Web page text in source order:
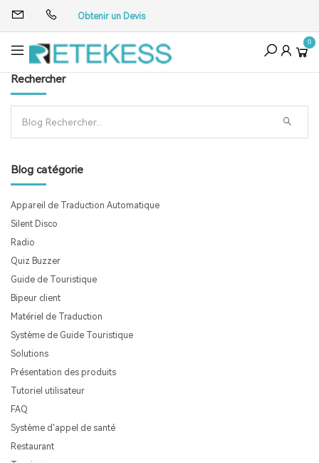
Obtenir un Devis
0
Rechercher
Blog catégorie
Appareil de Traduction Automatique
Silent Disco
Radio
Quiz Buzzer
Guide de Touristique
Bipeur client
Matériel de Traduction
Système de Guide Touristique
Solutions
Présentation des produits
Tutoriel utilisateur
FAQ
Système d'appel de santé
Restaurant